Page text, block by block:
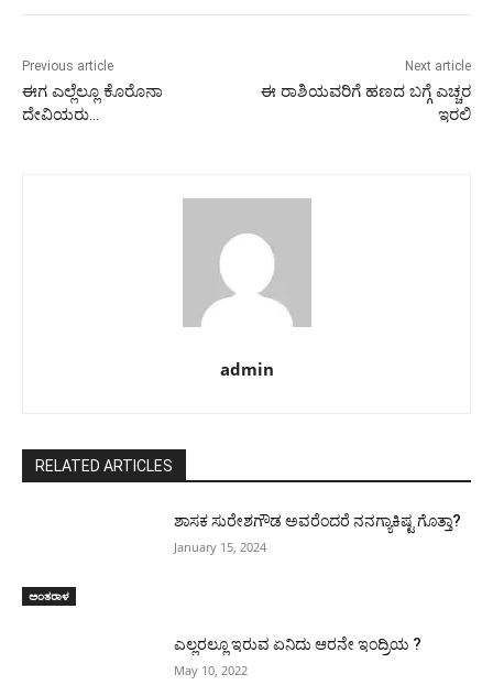
Previous article
ಈಗ ಎಲ್ಲೆಲ್ಲೂ ಕೊರೊನಾ‌‌
ದೇವಿಯರು…
Next article
ಈ ರಾಶಿಯವರಿಗೆ ಹಣದ ಬಗ್ಗೆ ಎಚ್ಚರ
ಇರಲಿ
admin
RELATED ARTICLES
ಅಂತರಾಳ
ಶಾಸಕ ಸುರೇಶಗೌಡ ಅವರೆಂದರೆ ನನಗ್ಯಾಕಿಷ್ಟ ಗೊತ್ತಾ?
January 15, 2024
ಎಲ್ಲರಲ್ಲೂ ಇರುವ ಏನಿದು ಆರನೇ ಇಂದ್ರಿಯ ?
May 10, 2022